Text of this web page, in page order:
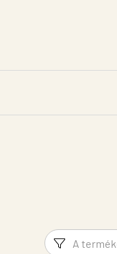
Szűrő